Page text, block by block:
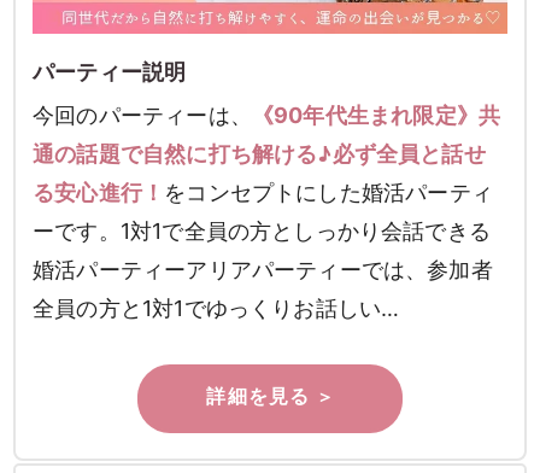
パーティー説明
今回のパーティーは、
《90年代生まれ限定》共
通の話題で自然に打ち解ける♪必ず全員と話せ
る安心進行！ をコンセプトにした婚活パーティ
ーです。1対1で全員の方としっかり会話できる
婚活パーティーアリアパーティーでは、参加者
全員の方と1対1でゆっくりお話しい…